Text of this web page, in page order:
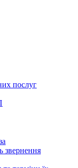
послуг
звернення